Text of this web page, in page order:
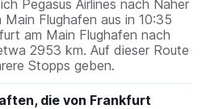
Pegasus Airlines nach Naher
Flughafen aus in 10:35
am Main Flughafen nach
2953 km. Auf dieser Route
Stopps geben.
die von Frankfurt